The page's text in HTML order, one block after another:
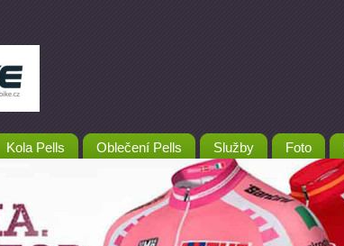
Kola Pells Oblečení Pells Služby Foto